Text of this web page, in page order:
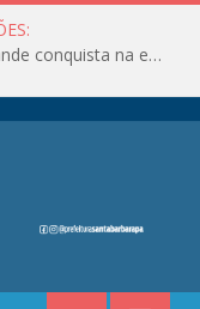
Santa Bárbara do Pará celebra uma grande conquista na educação!